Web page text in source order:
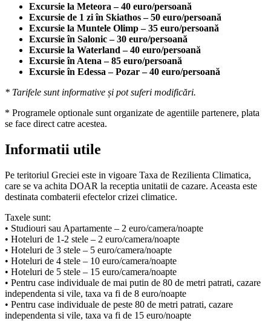
Excursie la Meteora – 40 euro/persoană
Excursie de 1 zi în Skiathos – 50 euro/persoană
Excursie la Muntele Olimp – 35 euro/persoană
Excursie în Salonic – 30 euro/persoană
Excursie la Waterland – 40 euro/persoană
Excursie în Atena – 85 euro/persoană
Excursie în Edessa – Pozar – 40 euro/persoană
* Tarifele sunt informative și pot suferi modificări.
* Programele optionale sunt organizate de agentiile partenere, plata
se face direct catre acestea.
Informatii utile
Pe teritoriul Greciei este in vigoare Taxa de Rezilienta Climatica,
care se va achita DOAR la receptia unitatii de cazare. Aceasta este
destinata combaterii efectelor crizei climatice.
Taxele sunt:
• Studiouri sau Apartamente – 2 euro/camera/noapte
• Hoteluri de 1-2 stele – 2 euro/camera/noapte
• Hoteluri de 3 stele – 5 euro/camera/noapte
• Hoteluri de 4 stele – 10 euro/camera/noapte
• Hoteluri de 5 stele – 15 euro/camera/noapte
• Pentru case individuale de mai putin de 80 de metri patrati, cazare
independenta si vile, taxa va fi de 8 euro/noapte
• Pentru case individuale de peste 80 de metri patrati, cazare
independenta si vile, taxa va fi de 15 euro/noapte